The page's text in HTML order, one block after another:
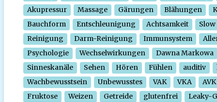
Akupressur
Massage Gärungen Blähungen
Bauchform
Entschleunigung Achtsamkeit
Slow
Reinigung
Darm-Reinigung Immunsystem
Psychologie
Wechselwirkungen
Dawna Markowa
Sinneskanäle
Sehen Hören Fühlen auditiv
Wachbewusstsein
Unbewusstes VAK VKA
AVK
Fruktose
Weizen Getreide glutenfrei
Leaky-